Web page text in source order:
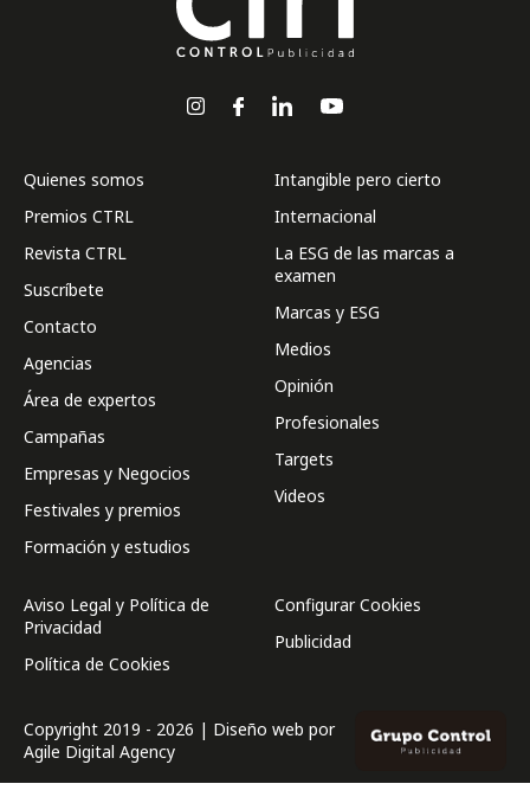
Quienes somos
Premios CTRL
Revista CTRL
Suscríbete
Contacto
Agencias
Área de expertos
Campañas
Empresas y Negocios
Festivales y premios
Formación y estudios
Intangible pero cierto
Internacional
La ESG de las marcas a
examen
Marcas y ESG
Medios
Opinión
Profesionales
Targets
Videos
Aviso Legal y Política de
Privacidad
Política de Cookies
Configurar Cookies
Publicidad
Copyright 2019 - 2026 | Diseño web por
Agile Digital Agency